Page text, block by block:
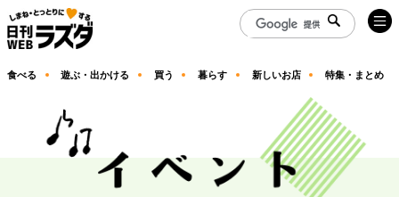
食べる 遊ぶ・出かける 買う 暮らす 新しいお店 特集・まとめ